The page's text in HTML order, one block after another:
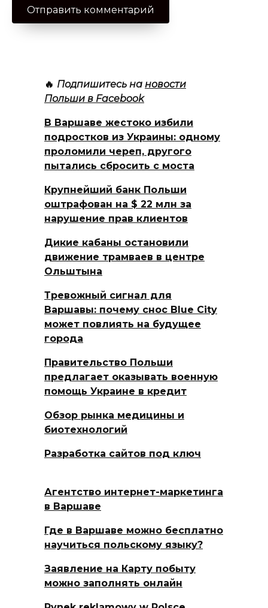
🔥 Подпишитесь на новости
Польши в Facebook
В Варшаве жестоко избили
подростков из Украины: одному
проломили череп, другого
пытались сбросить с моста
Крупнейший банк Польши
оштрафован на $ 22 млн за
нарушение прав клиентов
Дикие кабаны остановили
движение трамваев в центре
Ольштына
Тревожный сигнал для
Варшавы: почему снос Blue City
может повлиять на будущее
города
Правительство Польши
предлагает оказывать военную
помощь Украине в кредит
Обзор рынка медицины и
биотехнологий
Разработка сайтов под ключ
Агентство интернет-маркетинга
в Варшаве
Где в Варшаве можно бесплатно
научиться польскому языку?
Заявление на Карту побыту
можно заполнять онлайн